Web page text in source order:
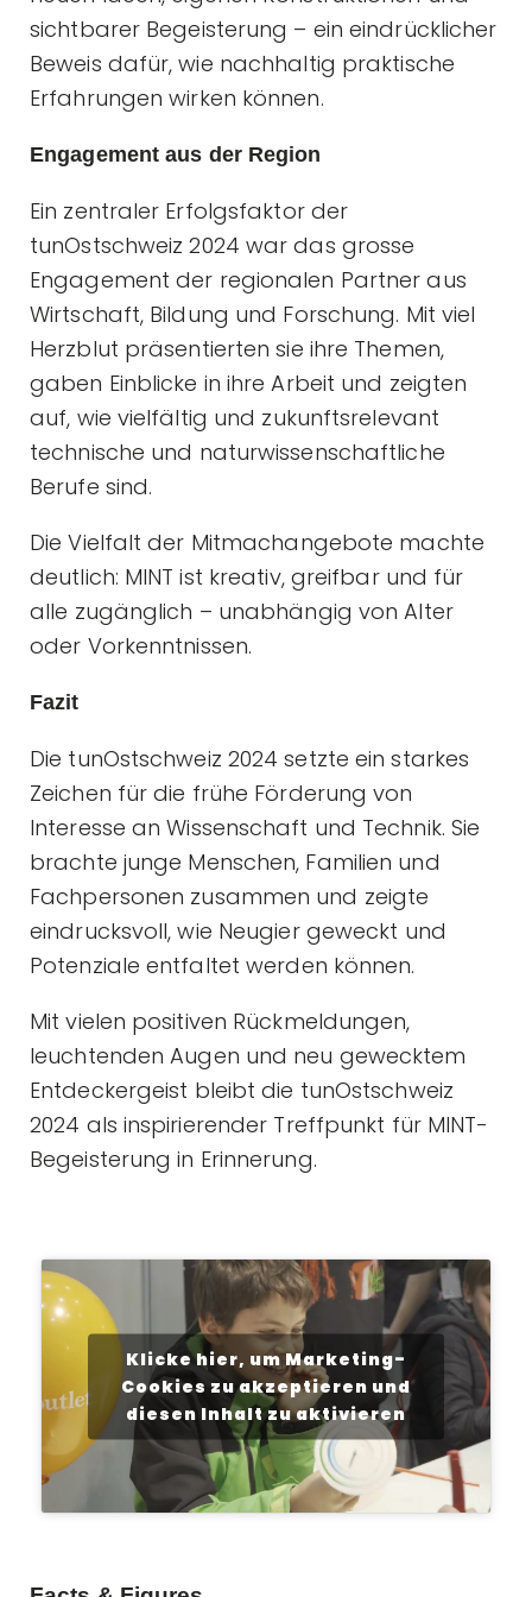
sichtbarer Begeisterung – ein eindrücklicher
Beweis dafür, wie nachhaltig praktische
Erfahrungen wirken können.
Engagement aus der Region
Ein zentraler Erfolgsfaktor der
tunOstschweiz 2024 war das grosse
Engagement der regionalen Partner aus
Wirtschaft, Bildung und Forschung. Mit viel
Herzblut präsentierten sie ihre Themen,
gaben Einblicke in ihre Arbeit und zeigten
auf, wie vielfältig und zukunftsrelevant
technische und naturwissenschaftliche
Berufe sind.
Die Vielfalt der Mitmachangebote machte
deutlich: MINT ist kreativ, greifbar und für
alle zugänglich – unabhängig von Alter
oder Vorkenntnissen.
Fazit
Die tunOstschweiz 2024 setzte ein starkes
Zeichen für die frühe Förderung von
Interesse an Wissenschaft und Technik. Sie
brachte junge Menschen, Familien und
Fachpersonen zusammen und zeigte
eindrucksvoll, wie Neugier geweckt und
Potenziale entfaltet werden können.
Mit vielen positiven Rückmeldungen,
leuchtenden Augen und neu gewecktem
Entdeckergeist bleibt die tunOstschweiz
2024 als inspirierender Treffpunkt für MINT-
Begeisterung in Erinnerung.
Klicke hier, um Marketing-
Cookies zu akzeptieren und
diesen Inhalt zu aktivieren